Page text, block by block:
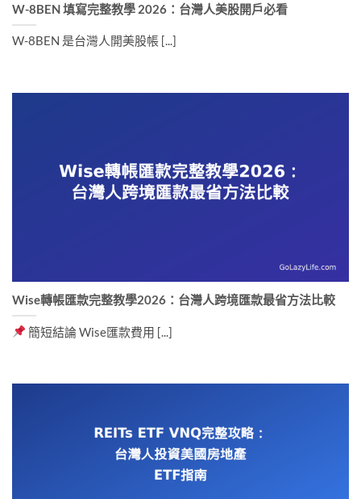
W-8BEN 填寫完整教學 2026：台灣人美股開戶必看
W-8BEN 是台灣人開美股帳 [...]
Wise轉帳匯款完整教學2026：台灣人跨境匯款最省方法比較
簡短結論 Wise匯款費用 [...]